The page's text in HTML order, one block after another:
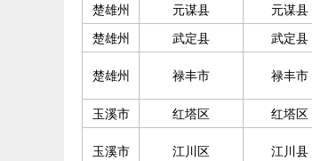
楚雄州
元谋县 元谋县
楚雄州
武定县 武定县
楚雄州 禄丰市 禄丰市
玉溪市 红塔区 红塔区
玉溪市 江川区 江川县